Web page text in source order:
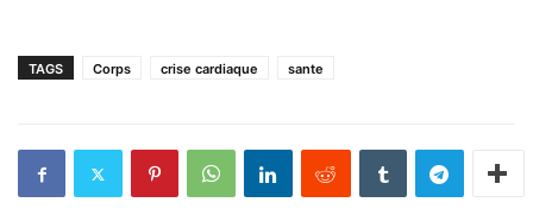
TAGS Corps crise cardiaque sante